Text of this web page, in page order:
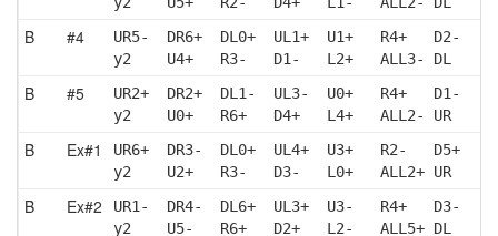
B #4
UR5-  DR6+  DL0+  UL1+  U1+   R4+   D2-
y2    U4+   R3-   D1-   L2+   ALL3- DL
B #5
UR2+  DR2+  DL1-  UL3-  U0+   R4+   D1-
y2    U0+   R6+   D4+   L4+   ALL2- UR
B Ex#1
UR6+  DR3-  DL0+  UL4+  U3+   R2-   D5+
y2    U2+   R3-   D3-   L0+   ALL2+ UR
B Ex#2
UR1-  DR4-  DL6+  UL3+  U3-   R4+   D3-
y2    U5-   R6+   D2+   L2-   ALL5+ DL